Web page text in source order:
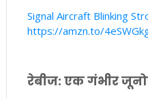
Signal Aircraft Blinking
https://amzn.to/
रेबीज: एक गंभीर